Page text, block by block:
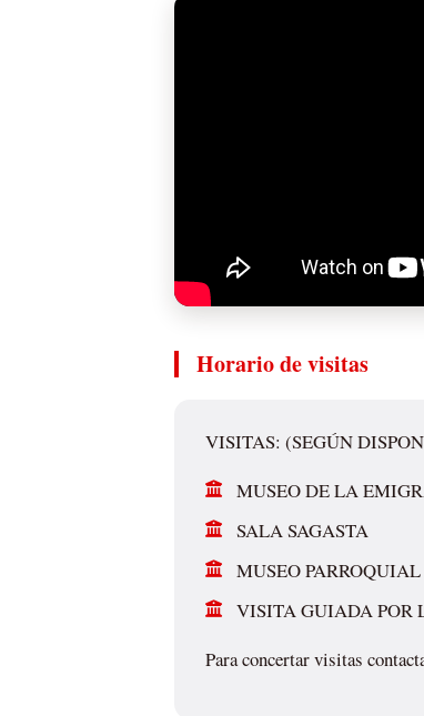
Horario de visitas
VISITAS: (SEGÚN
MUSEO DE LA
SALA SAGASTA
MUSEO PARROQUIAL
VISITA GUIADA POR
Para concertar visitas